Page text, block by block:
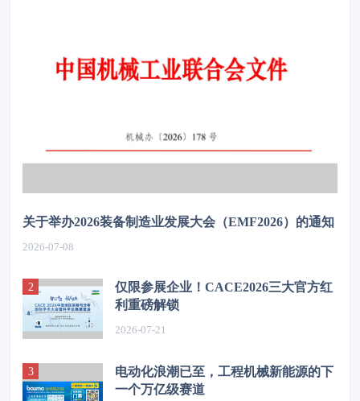
关于举办2026装备制造业发展大会（EMF2026）的通知
2026-07-08
仅限参展企业！CACE2026三大官方红
利重磅解锁
2026-07-21
电动化浪潮已至，工程机械新能源的下
一个万亿级赛道